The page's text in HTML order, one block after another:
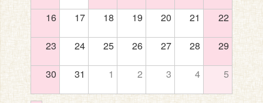
16 17 18 19 20 21 22
23 24 25 26 27 28 29
30 31 1 2 3 4 5